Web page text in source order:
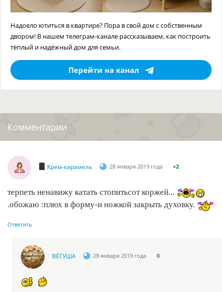
Надоело ютиться в квартире? Пора в свой дом с собственным
двором! В нашем телеграм-канале рассказываем, как построить
тёплый и надёжный дом для семьи.
Перейти на канал
Комментарии
Крем-карамель 28 января 2019 года +2
терпеть ненавижу катать стопитьсот коржей...
.обожаю :плюх в форму-и ножкой закрыть духовку.
Ответить
ВЕГУША 28 января 2019 года 0